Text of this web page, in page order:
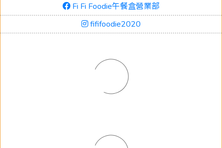
Fi Fi Foodie午餐盒營業部
fififoodie2020